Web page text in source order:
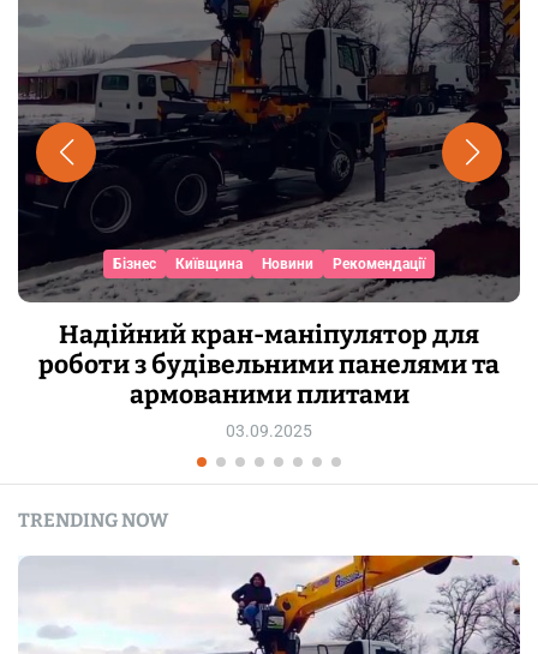
Бізнес Київщина Новини Рекомендації
Надійний кран-маніпулятор для
роботи з будівельними панелями та
армованими плитами
03.09.2025
TRENDING NOW